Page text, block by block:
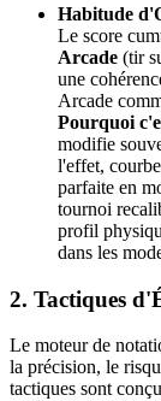
Habitude
Le score
Arcade (tir
une
Arcade
Pourquoi
modifie
l'effet,
parfaite en
tournoi
profil
dans les
2. Tactiques
Le moteur de
la précision, le
tactiques sont